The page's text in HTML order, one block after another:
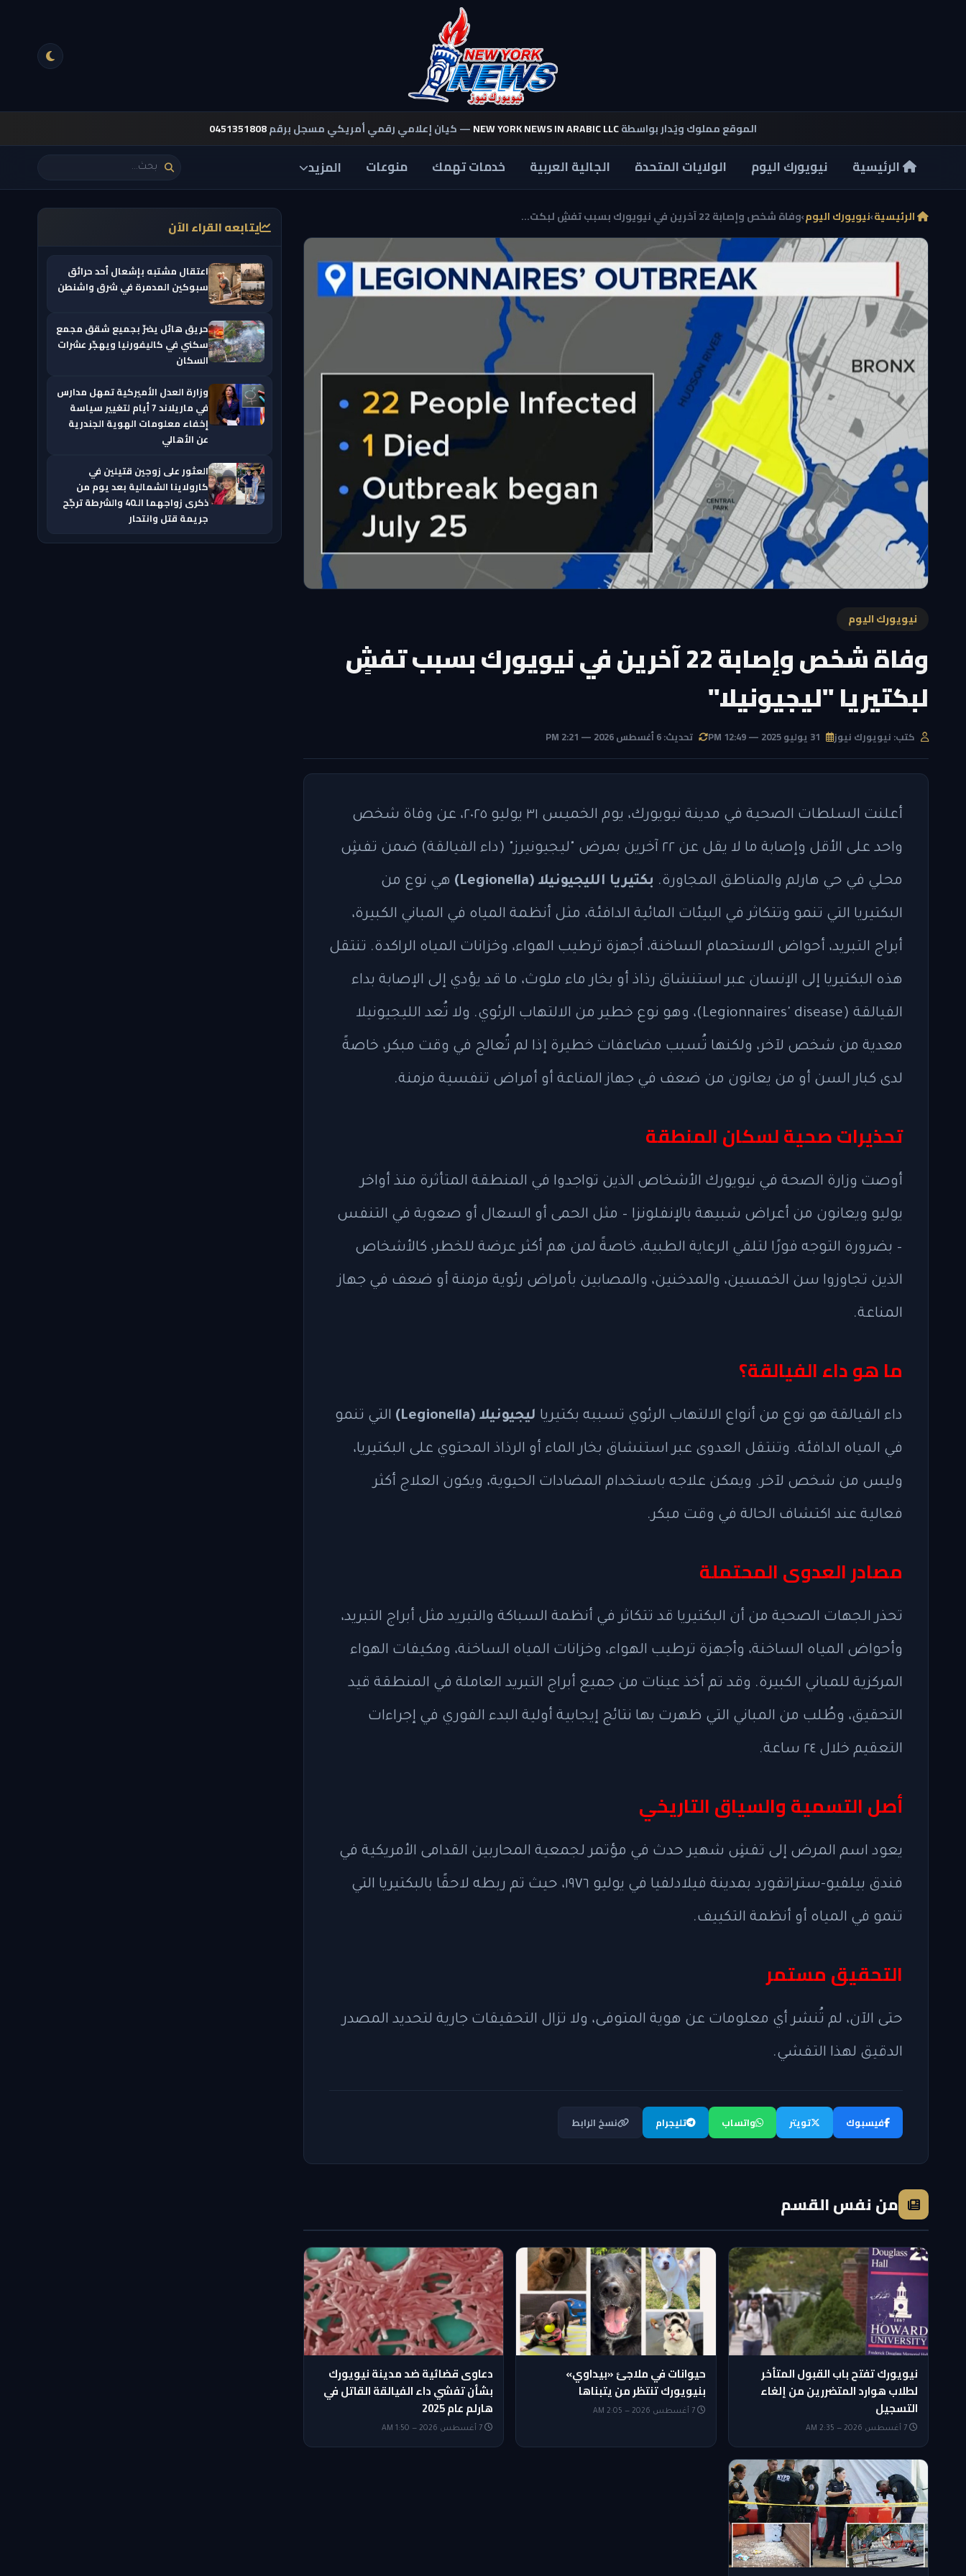
الموقع مملوك ويُدار بواسطةNEW YORK NEWS IN ARABIC LLC— كيان إعلامي رقمي أمريكي مسجل برقم0451351808
الرئيسية نيويورك اليوم الولايات المتحدة الجالية العربية خدمات تهمك منوعات المزيد
الرئيسية›نيويورك اليوم›وفاة شخص وإصابة 22 آخرين في نيويورك بسبب تفشٍ لبكت...
نيويورك اليوم
وفاة شخص وإصابة 22 آخرين في نيويورك بسبب تفشٍ
لبكتيريا "ليجيونيلا"
كتب: نيويورك نيوز تحديث: 6 أغسطس 2026 — 2:21 PM
أعلنت السلطات الصحية في مدينة نيويورك، يوم الخميس ٣١ يوليو ٢٠٢٥، عن وفاة شخص
واحد على الأقل وإصابة ما لا يقل عن ٢٢ آخرين بمرض "ليجيونيرز" (داء الفيالقة) ضمن تفشٍ
محلي في حي هارلم والمناطق المجاورة. بكتيريا الليجيونيلا (Legionella) هي نوع من
البكتيريا التي تنمو وتتكاثر في البيئات المائية الدافئة، مثل أنظمة المياه في المباني الكبيرة،
أبراج التبريد، أحواض الاستحمام الساخنة، أجهزة ترطيب الهواء، وخزانات المياه الراكدة. تنتقل
هذه البكتيريا إلى الإنسان عبر استنشاق رذاذ أو بخار ماء ملوث، ما قد يؤدي إلى الإصابة بداء
الفيالقة (Legionnaires' disease)، وهو نوع خطير من الالتهاب الرئوي. ولا تُعد الليجيونيلا
معدية من شخص لآخر، ولكنها تُسبب مضاعفات خطيرة إذا لم تُعالج في وقت مبكر، خاصةً
لدى كبار السن أو من يعانون من ضعف في جهاز المناعة أو أمراض تنفسية مزمنة.
تحذيرات صحية لسكان المنطقة
أوصت وزارة الصحة في نيويورك الأشخاص الذين تواجدوا في المنطقة المتأثرة منذ أواخر
يوليو ويعانون من أعراض شبيهة بالإنفلونزا – مثل الحمى أو السعال أو صعوبة في التنفس
– بضرورة التوجه فورًا لتلقي الرعاية الطبية، خاصةً لمن هم أكثر عرضة للخطر، كالأشخاص
الذين تجاوزوا سن الخمسين، والمدخنين، والمصابين بأمراض رئوية مزمنة أو ضعف في جهاز
المناعة.
ما هو داء الفيالقة؟
داء الفيالقة هو نوع من أنواع الالتهاب الرئوي تسببه بكتيريا ليجيونيلا (Legionella) التي تنمو
في المياه الدافئة. وتنتقل العدوى عبر استنشاق بخار الماء أو الرذاذ المحتوي على البكتيريا،
وليس من شخص لآخر. ويمكن علاجه باستخدام المضادات الحيوية، ويكون العلاج أكثر
فعالية عند اكتشاف الحالة في وقت مبكر.
مصادر العدوى المحتملة
تحذر الجهات الصحية من أن البكتيريا قد تتكاثر في أنظمة السباكة والتبريد مثل أبراج التبريد،
وأحواض المياه الساخنة، وأجهزة ترطيب الهواء، وخزانات المياه الساخنة، ومكيفات الهواء
المركزية للمباني الكبيرة. وقد تم أخذ عينات من جميع أبراج التبريد العاملة في المنطقة قيد
التحقيق، وطُلب من المباني التي ظهرت بها نتائج إيجابية أولية البدء الفوري في إجراءات
التعقيم خلال ٢٤ ساعة.
أصل التسمية والسياق التاريخي
يعود اسم المرض إلى تفشٍ شهير حدث في مؤتمر لجمعية المحاربين القدامى الأمريكية في
فندق بيلفيو-ستراتفورد بمدينة فيلادلفيا في يوليو ١٩٧٦، حيث تم ربطه لاحقًا بالبكتيريا التي
تنمو في المياه أو أنظمة التكييف.
التحقيق مستمر
حتى الآن، لم تُنشر أي معلومات عن هوية المتوفى، ولا تزال التحقيقات جارية لتحديد المصدر
الدقيق لهذا التفشي.
فيسبوك تويتر واتساب تليجرام نسخ الرابط
من نفس القسم
نيويورك تفتح باب القبول المتأخر
لطلاب هوارد المتضررين من إلغاء
التسجيل
حيوانات في ملاجئ «بيداوي»
بنيويورك تنتظر من يتبناها
7 أغسطس 2026 — 2:05 AM
دعاوى قضائية ضد مدينة نيويورك
بشأن تفشي داء الفيالقة القاتل في
هارلم عام 2025
7 أغسطس 2026 — 1:50 AM
يتابعه القراء الآن
اعتقال مشتبه بإشعال أحد حرائق
سبوكين المدمرة في شرق واشنطن
حريق هائل يضرّ بجميع شقق مجمع
سكني في كاليفورنيا ويهجّر عشرات
السكان
وزارة العدل الأميركية تمهل مدارس
في ماريلاند 7 أيام لتغيير سياسة
إخفاء معلومات الهوية الجندرية
عن الأهالي
العثور على زوجين قتيلين في
كارولاينا الشمالية بعد يوم من
ذكرى زواجهما الـ40 والشرطة ترجّح
جريمة قتل وانتحار